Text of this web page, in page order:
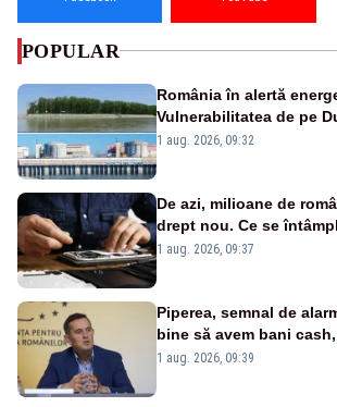
POPULAR
România în alertă
Vulnerabilitatea de pe
în pericol Centrala
1 aug. 2026, 09:32
De azi, milioane de
drept nou. Ce se
un produs
1 aug. 2026, 09:37
Piperea, semnal de
bine să avem bani
alertei energetice?
1 aug. 2026, 09:39